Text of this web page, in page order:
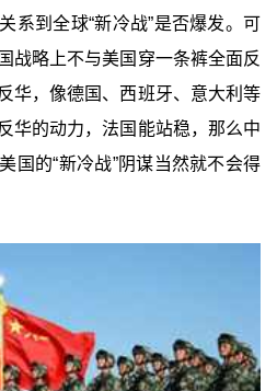
系到全球“新冷战”是否爆发。可
战略上不与美国穿一条裤全面反
华，像德国、西班牙、意大利等
华的动力，法国能站稳，那么中
国的“新冷战”阴谋当然就不会得